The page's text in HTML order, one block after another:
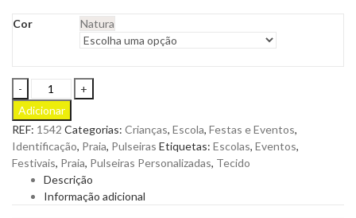
Cor Natura
Pulseira
Bosgo
de
Linha
Natura
Fabricada
em
Resistente
Adicionar
REF: 1542 Categorias: Crianças, Escola, Festas e Eventos,
Identificação, Praia, Pulseiras Etiquetas: Escolas, Eventos,
Festivais, Praia, Pulseiras Personalizadas, Tecido
Descrição
Informação adicional